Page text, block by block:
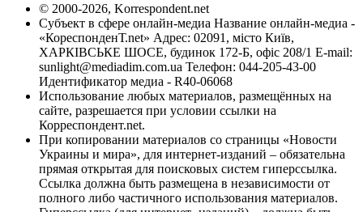
© 2000-2026, Korrespondent.net
Субъект в сфере онлайн-медиа Название онлайн-медиа -
«КореспонденТ.net» Адрес: 02091, місто Київ,
ХАРКІВСЬКЕ ШОСЕ, будинок 172-Б, офіс 208/1 E-mail:
sunlight@mediadim.com.ua Телефон: 044-205-43-00
Идентификатор медиа - R40-06068
Использование любых материалов, размещённых на
сайте, разрешается при условии ссылки на
Корреспондент.net.
При копировании материалов со страницы «Новости
Украины и мира», для интернет-изданий – обязательна
прямая открытая для поисковых систем гиперссылка.
Ссылка должна быть размещена в независимости от
полного либо частичного использования материалов.